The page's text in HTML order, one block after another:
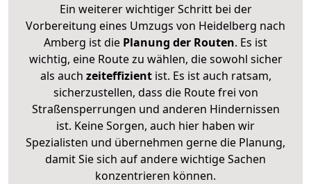
Ein weiterer wichtiger Schritt bei der
Vorbereitung eines Umzugs von Heidelberg nach
Amberg ist die Planung der Routen. Es ist
wichtig, eine Route zu wählen, die sowohl sicher
als auch zeiteffizientist. Es ist auch ratsam,
sicherzustellen, dass die Route frei von
Straßensperrungen und anderen Hindernissen
ist. Keine Sorgen, auch hier haben wir
Spezialisten und übernehmen gerne die Planung,
damit Sie sich auf andere wichtige Sachen
konzentrieren können.